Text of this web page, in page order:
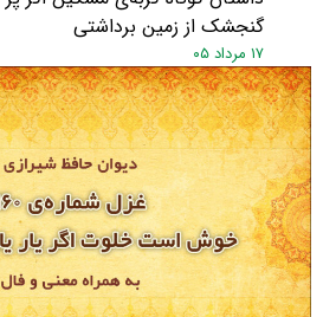
گنجشک از زمین برداشتی
۱۷ مرداد ۰۵